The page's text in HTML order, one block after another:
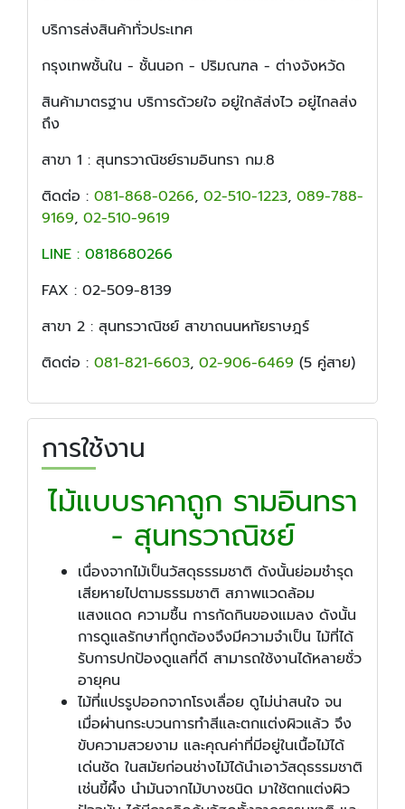
บริการส่งสินค้าทั่วประเทศ
กรุงเทพชั้นใน - ชั้นนอก - ปริมณฑล - ต่างจังหวัด
สินค้ามาตรฐาน บริการด้วยใจ อยู่ใกล้ส่งไว อยู่ไกลส่ง
ถึง
สาขา 1 : สุนทรวาณิชย์รามอินทรา กม.8
ติดต่อ : 081-868-0266, 02-510-1223, 089-788-
9169, 02-510-9619
LINE : 0818680266
FAX : 02-509-8139
สาขา 2 : สุนทรวาณิชย์ สาขาถนนหทัยราษฎร์
ติดต่อ : 081-821-6603, 02-906-6469 (5 คู่สาย)
การใช้งาน
ไม้แบบราคาถูก รามอินทรา
- สุนทรวาณิชย์
เนื่องจากไม้เป็นวัสดุธรรมชาติ ดังนั้นย่อมชำรุด
เสียหายไปตามธรรมชาติ สภาพแวดล้อม
แสงแดด ความชื้น การกัดกินของแมลง ดังนั้น
การดูแลรักษาที่ถูกต้องจึงมีความจำเป็น ไม้ที่ได้
รับการปกป้องดูแลที่ดี สามารถใช้งานได้หลายชั่ว
อายุคน
ไม้ที่แปรรูปออกจากโรงเลื่อย ดูไม่น่าสนใจ จน
เมื่อผ่านกระบวนการทำสีและตกแต่งผิวแล้ว จึง
ขับความสวยงาม และคุณค่าที่มีอยู่ในเนื้อไม้ได้
เด่นชัด ในสมัยก่อนช่างไม้ได้นำเอาวัสดุธรรมชาติ
เช่นขี้ผึ้ง นำมันจากไม้บางชนิด มาใช้ตกแต่งผิว